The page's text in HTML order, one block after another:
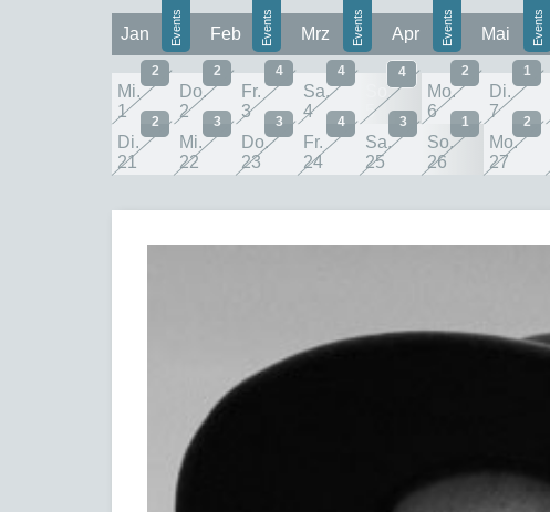
Jan Feb Mrz Apr Mai
Mi.
1
2
Do.
2
2
Fr.
3
4
Sa.
4
4
So.
5
4
Mo.
6
2
Di.
7
1
Di.
21
2
Mi.
22
3
Do.
23
3
Fr.
24
4
Sa.
25
3
So.
26
1
Mo.
27
2